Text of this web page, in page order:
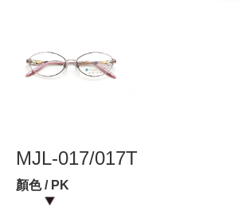
MJL-017/017T
顏色 / PK